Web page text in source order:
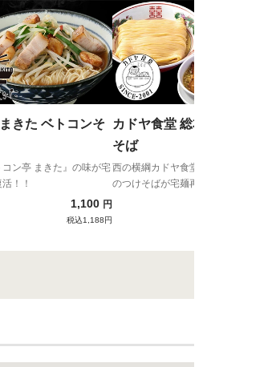
きた ベトコンそ
コン亭 まきた』の味が宅
！！
1,100 円
税込1,188円
カドヤ食堂 総本店 つけ
そば
西の横綱カドヤ食堂のNo.1人気
のつけそばが宅麺再登場！